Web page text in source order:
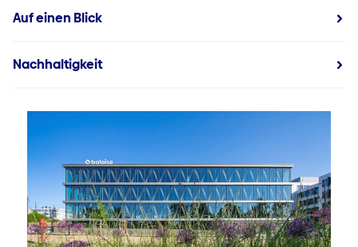
Auf einen Blick
Nachhaltigkeit